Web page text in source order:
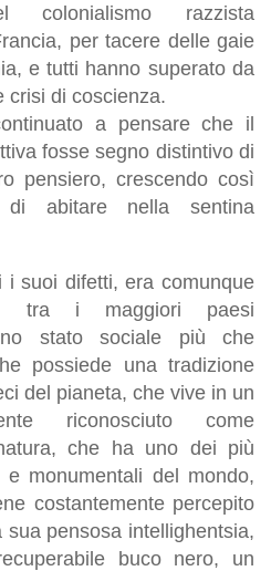
colonialismo razzista
per tacere delle gaie
e tutti hanno superato da
crisi di coscienza.
a pensare che il
fosse segno distintivo di
pensiero, crescendo così
di abitare nella sentina
i suoi difetti, era comunque
tra i maggiori paesi
stato sociale più che
possiede una tradizione
del pianeta, che vive in un
riconosciuto come
che ha uno dei più
monumentali del mondo,
costantemente percepito
pensosa intellighentsia,
buco nero, un